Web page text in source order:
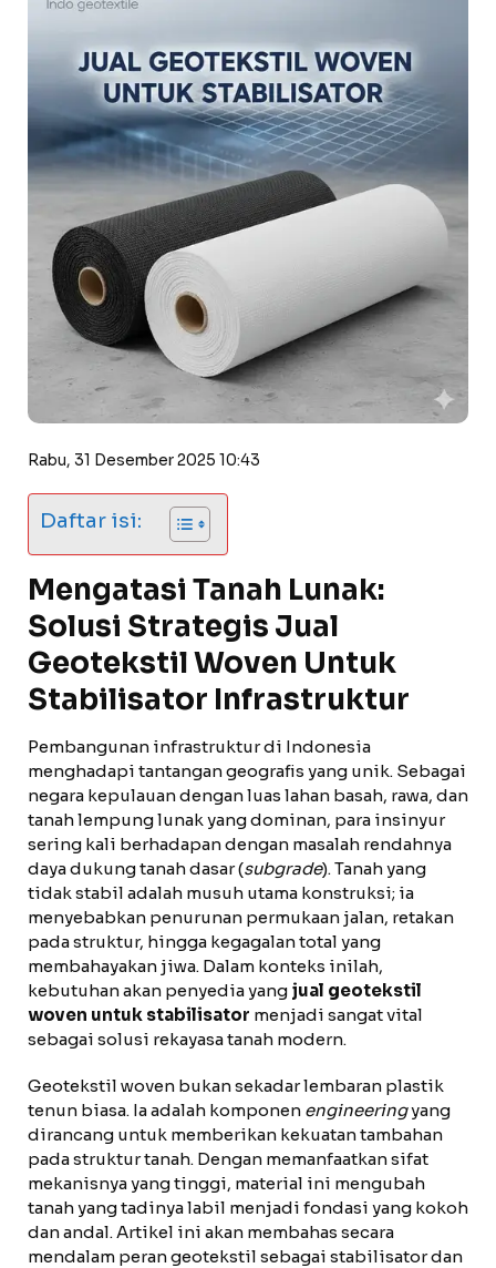
Rabu, 31 Desember 2025 10:43
Daftar isi:
Mengatasi Tanah Lunak:
Solusi Strategis Jual
Geotekstil Woven Untuk
Stabilisator Infrastruktur
Pembangunan infrastruktur di Indonesia
menghadapi tantangan geografis yang unik. Sebagai
negara kepulauan dengan luas lahan basah, rawa, dan
tanah lempung lunak yang dominan, para insinyur
sering kali berhadapan dengan masalah rendahnya
daya dukung tanah dasar (subgrade). Tanah yang
tidak stabil adalah musuh utama konstruksi; ia
menyebabkan penurunan permukaan jalan, retakan
pada struktur, hingga kegagalan total yang
membahayakan jiwa. Dalam konteks inilah,
kebutuhan akan penyedia yang jual geotekstil
woven untuk stabilisator menjadi sangat vital
sebagai solusi rekayasa tanah modern.
Geotekstil woven bukan sekadar lembaran plastik
tenun biasa. Ia adalah komponen engineeringyang
dirancang untuk memberikan kekuatan tambahan
pada struktur tanah. Dengan memanfaatkan sifat
mekanisnya yang tinggi, material ini mengubah
tanah yang tadinya labil menjadi fondasi yang kokoh
dan andal. Artikel ini akan membahas secara
mendalam peran geotekstil sebagai stabilisator dan